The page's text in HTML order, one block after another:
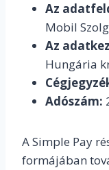
Az
Mobil
Az
Hungária
Adószám:
A Simple Pay
formájában